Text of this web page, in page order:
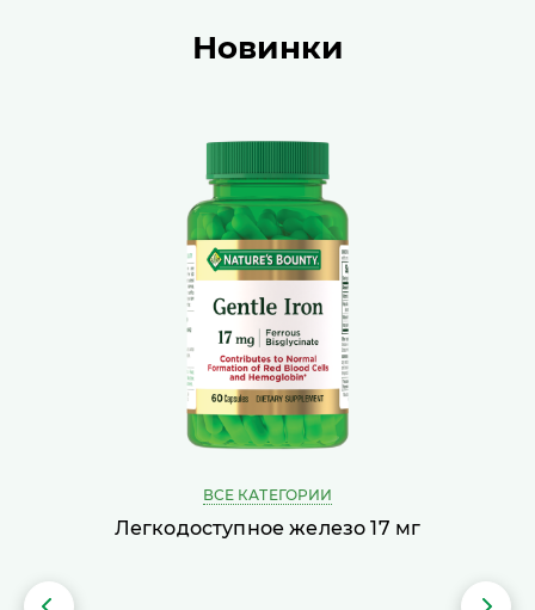
Новинки
ВСЕ КАТЕГОРИИ
Легкодоступное железо 17 мг